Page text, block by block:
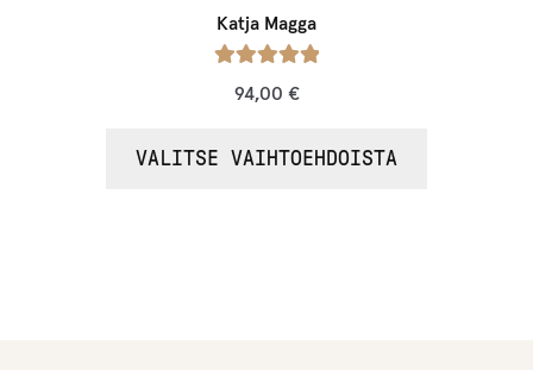
Katja Magga
94,00 €
VALITSE VAIHTOEHDOISTA